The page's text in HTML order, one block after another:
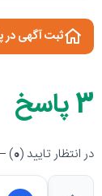
ثبت آگهی در
3پاسخ
در انتظار تایید (0
)